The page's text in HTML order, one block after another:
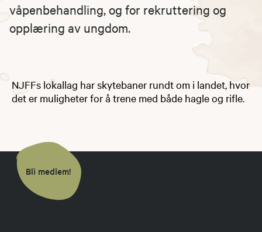
våpenbehandling, og for rekruttering og
opplæring av ungdom.
NJFFs lokallag har skytebaner rundt om i landet, hvor
det er muligheter for å trene med både hagle og rifle.
Bli medlem!